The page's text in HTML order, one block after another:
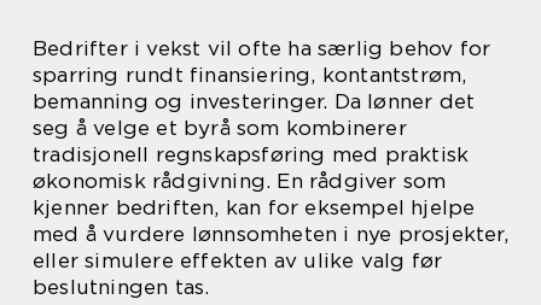
Bedrifter i vekst vil ofte ha særlig behov for
sparring rundt finansiering, kontantstrøm,
bemanning og investeringer. Da lønner det
seg å velge et byrå som kombinerer
tradisjonell regnskapsføring med praktisk
økonomisk rådgivning. En rådgiver som
kjenner bedriften, kan for eksempel hjelpe
med å vurdere lønnsomheten i nye prosjekter,
eller simulere effekten av ulike valg før
beslutningen tas.